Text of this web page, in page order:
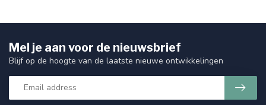
Mel je aan voor de nieuwsbrief
Blijf op de hoogte van de laatste nieuwe ontwikkelingen